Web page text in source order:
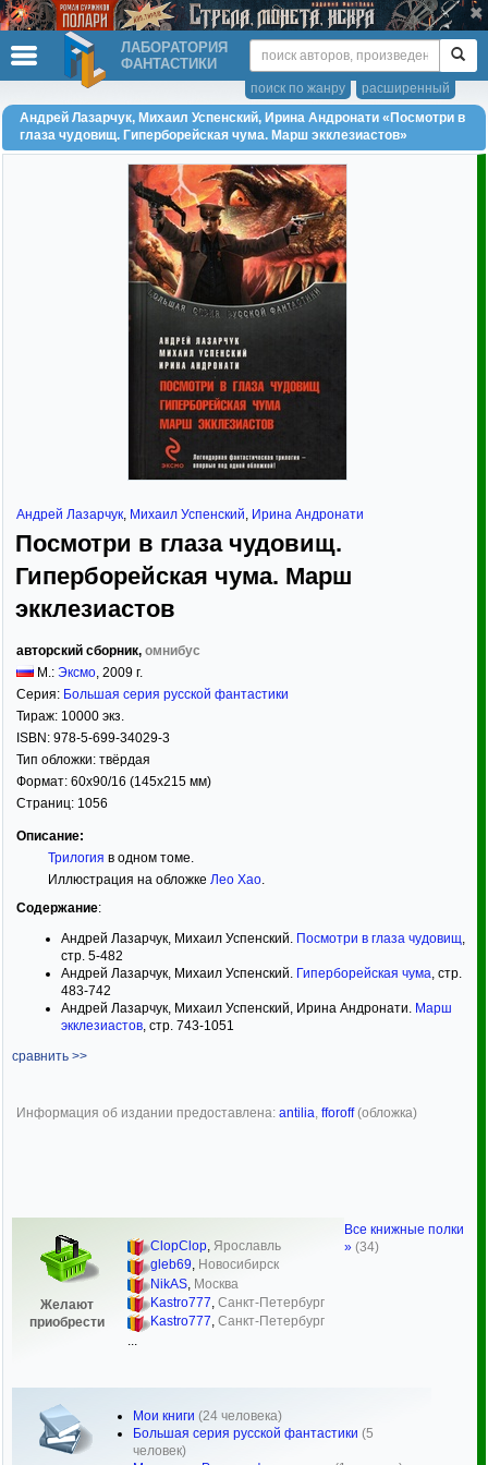
ЛАБОРАТОРИЯ
ФАНТАСТИКИ
расширенный
поиск по жанру
Андрей Лазарчук, Михаил Успенский, Ирина Андронати «Посмотри в
глаза чудовищ. Гиперборейская чума. Марш экклезиастов»
Андрей Лазарчук, Михаил Успенский, Ирина Андронати
Посмотри в глаза чудовищ.
Гиперборейская чума. Марш
экклезиастов
авторский сборник, омнибус
М.: Эксмо, 2009 г.
Серия: Большая серия русской фантастики
Тираж: 10000 экз.
ISBN: 978-5-699-34029-3
Тип обложки: твёрдая
Формат: 60x90/16 (145x215 мм)
Страниц: 1056
Описание:
Трилогия в одном томе.
Иллюстрация на обложке Лео Хао.
Содержание:
Андрей Лазарчук, Михаил Успенский. Посмотри в глаза чудовищ,
стр. 5-482
Андрей Лазарчук, Михаил Успенский. Гиперборейская чума, стр.
483-742
Андрей Лазарчук, Михаил Успенский, Ирина Андронати. Марш
экклезиастов, стр. 743-1051
сравнить >>
Информация об издании предоставлена: antilia, fforoff(обложка)
Желают
приобрести
ClopClop, Ярославль
gleb69, Новосибирск
NikAS Москва
Kastro777, Санкт-Петербург
Kastro777, Санкт-Петербург
Мои книги (24 человека)
Большая серия русской фантастики (5
человек)
Все книжные полки
» (34)